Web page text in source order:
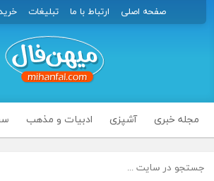
صفحه اصلی ارتباط با ما تبلیغات
مجله خبری آشپزی ادبیات و مذهب